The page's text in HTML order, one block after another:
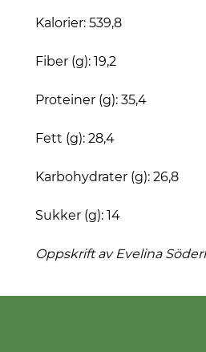
Kalorier: 539,8
Fiber (g): 19,2
Proteiner (g): 35,4
Fett (g): 28,4
Karbohydrater (g): 26,8
Sukker (g): 14
Oppskrift av Evelina